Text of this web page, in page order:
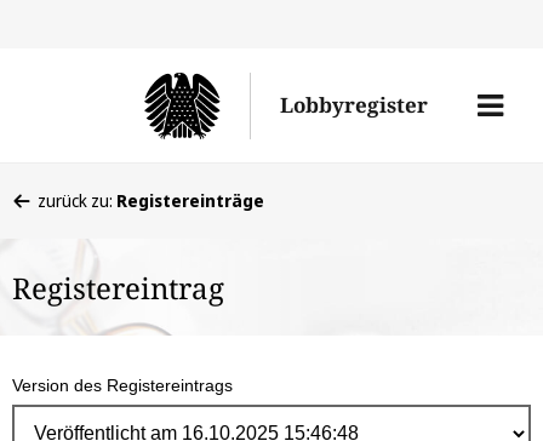
Lobbyregister
Menü
befinden
hier:
zurück zu: Registereinträge
Registereintrag
Version des Registereintrags